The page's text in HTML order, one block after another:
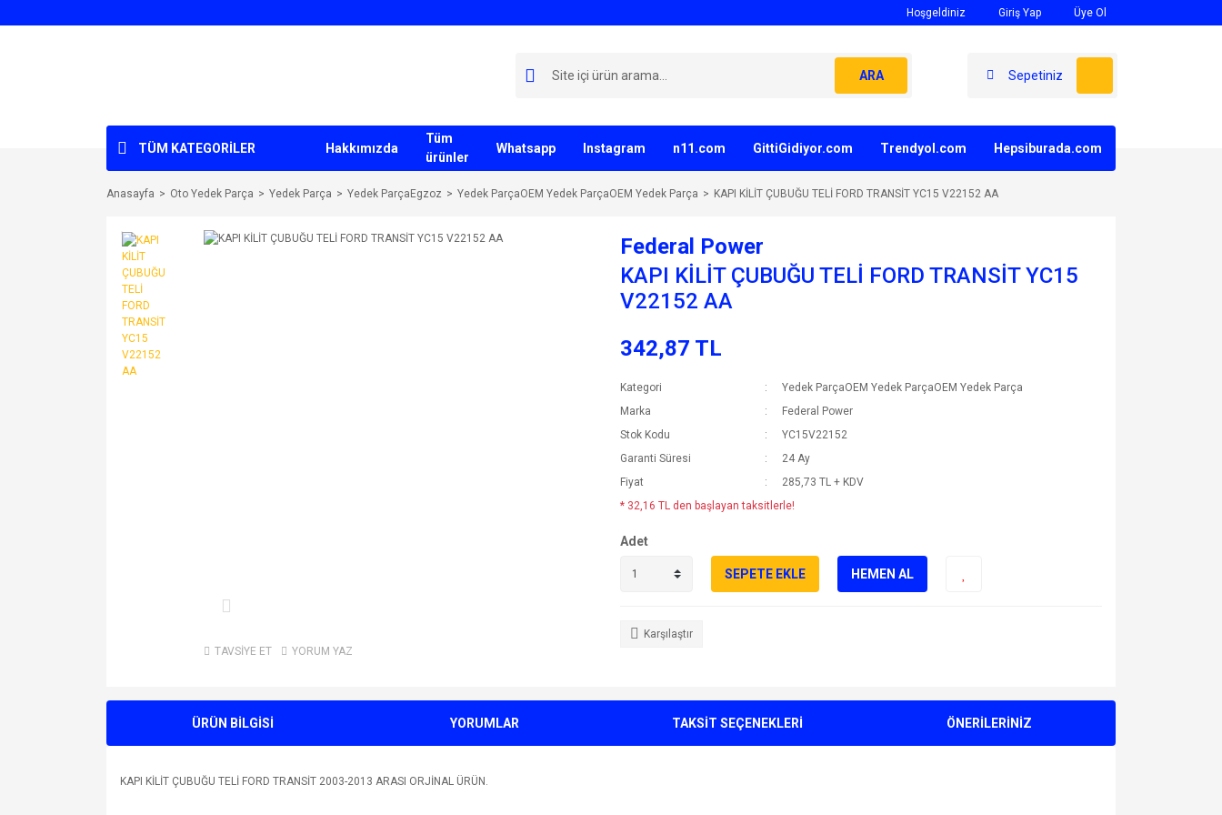
Hoşgeldiniz Giriş Yap Üye Ol
ARA Sepetiniz
TÜM KATEGORİLER Hakkımızda
Tüm
ürünler
Whatsapp Instagram n11.com GittiGidiyor.com Trendyol.com Hepsiburada.com
Anasayfa Oto Yedek Parça Yedek Parça Yedek ParçaEgzoz Yedek ParçaOEM Yedek ParçaOEM Yedek Parça KAPI KİLİT ÇUBUĞU TELİ FORD TRANSİT YC15 V22152 AA
TAVSİYE ET YORUM YAZ
Federal Power
KAPI KİLİT ÇUBUĞU TELİ FORD TRANSİT YC15
V22152 AA
342,87 TL
Kategori
Yedek ParçaOEM Yedek ParçaOEM Yedek Parça
Marka
Federal Power
Stok Kodu
YC15V22152
Garanti Süresi
24 Ay
Fiyat
285,73 TL + KDV
* 32,16 TL den başlayan taksitlerle!
Adet
SEPETE EKLE HEMEN AL
Karşılaştır
ÜRÜN BİLGİSİ YORUMLAR TAKSİT SEÇENEKLERİ ÖNERİLERİNİZ
KAPI KİLİT ÇUBUĞU TELİ FORD TRANSİT 2003-2013 ARASI ORJİNAL ÜRÜN.